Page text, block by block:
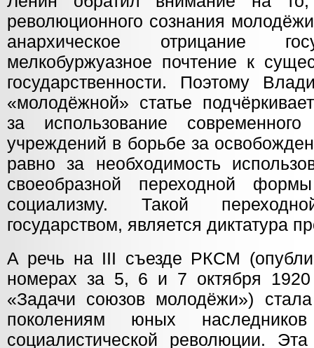
революционного сознания
анархическое отрицание
мелкобуржуазное почтение к
государственности. Поэтому
«молодёжной» статье
за использование
учреждений в борьбе за
равно за необходимость
своеобразной переходной
социализму. Такой
государством, является диктатура
А речь на III съезде РКСМ
номерах за 5, 6 и 7 октября 1920
«Задачи союзов молодёжи»)
поколениям юных
социалистической революции.